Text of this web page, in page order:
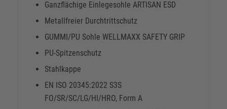
Ganzflächige Einlegesohle ARTISAN ESD
Metallfreier Durchtrittschutz
GUMMI/PU Sohle WELLMAXX SAFETY GRIP
PU-Spitzenschutz
Stahlkappe
EN ISO 20345:2022 S3S
FO/SR/SC/LG/HI/HRO, Form A